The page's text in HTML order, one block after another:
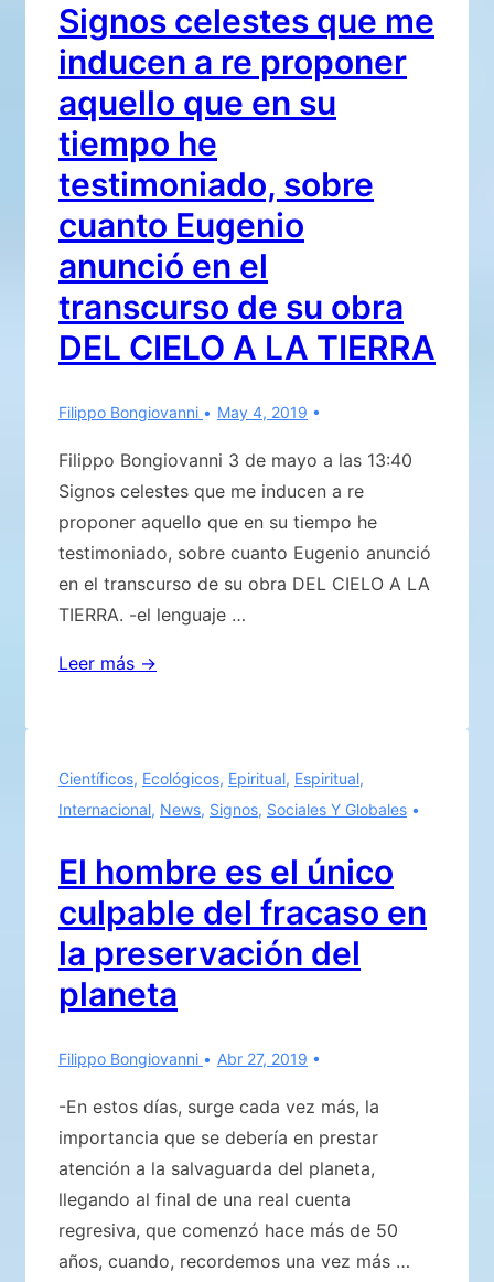
ESPERANZA
Signos celestes que me
inducen a re proponer
aquello que en su
tiempo he
testimoniado, sobre
cuanto Eugenio
anunció en el
transcurso de su obra
DEL CIELO A LA TIERRA
Filippo Bongiovanni May 4, 2019
Filippo Bongiovanni 3 de mayo a las 13:40
Signos celestes que me inducen a re
proponer aquello que en su tiempo he
testimoniado, sobre cuanto Eugenio anunció
en el transcurso de su obra DEL CIELO A LA
TIERRA. -el lenguaje …
Signos
inducen
a
proponer
aquello
que
en
su
he
testimoniado,
cuanto
anunció
Leer más →
Científicos, Ecológicos, Epiritual, Espiritual,
Internacional, News, Signos, Sociales Y Globales
El hombre es el único
culpable del fracaso en
la preservación del
planeta
Filippo Bongiovanni Abr 27, 2019
-En estos días, surge cada vez más, la
importancia que se debería en prestar
atención a la salvaguarda del planeta,
llegando al final de una real cuenta
regresiva, que comenzó hace más de 50
años, cuando, recordemos una vez más …